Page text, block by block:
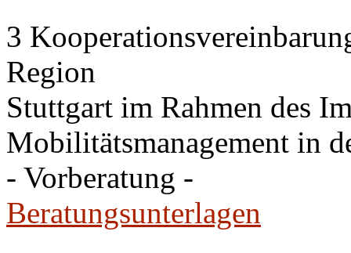
3
Region
Stuttgart im Rahmen des
Mobilitätsmanagement in
- Vorberatung -
Beratungsunterlagen